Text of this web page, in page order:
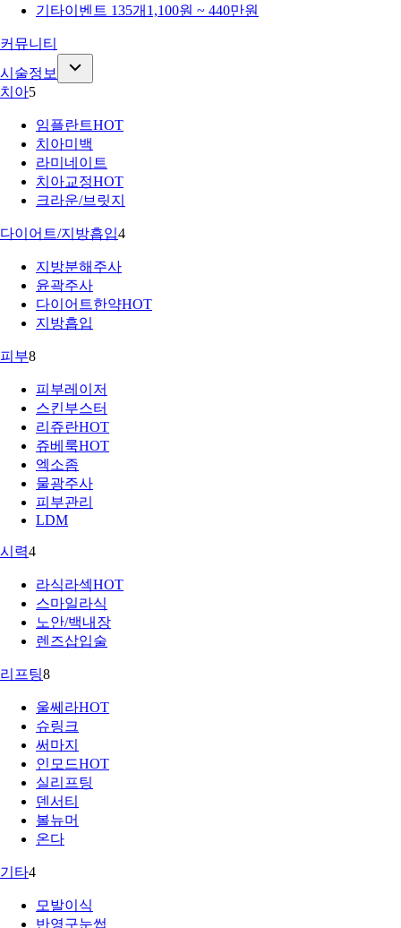
기타이벤트 135개 1,100원 ~ 440만원
커뮤니티
시술정보
치아5
임플란트HOT
치아미백
라미네이트
치아교정HOT
크라운/브릿지
다이어트/지방흡입4
지방분해주사
윤곽주사
다이어트한약HOT
지방흡입
피부8
피부레이저
스킨부스터
리쥬란HOT
쥬베룩HOT
엑소좀
물광주사
피부관리
LDM
시력4
라식라섹HOT
스마일라식
노안/백내장
렌즈삽입술
리프팅8
울쎄라HOT
슈링크
써마지
인모드HOT
실리프팅
덴서티
볼뉴머
온다
기타4
모발이식
반영구눈썹